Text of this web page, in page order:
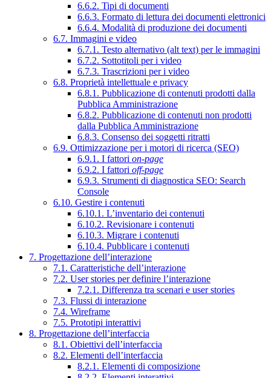
6.6.2. Tipi di documenti
6.6.3. Formato di lettura dei documenti elettronici
6.6.4. Modalità di produzione dei documenti
6.7. Immagini e video
6.7.1. Testo alternativo (alt text) per le immagini
6.7.2. Sottotitoli per i video
6.7.3. Trascrizioni per i video
6.8. Proprietà intellettuale e privacy
6.8.1. Pubblicazione di contenuti prodotti dalla
Pubblica Amministrazione
6.8.2. Pubblicazione di contenuti non prodotti
dalla Pubblica Amministrazione
6.8.3. Consenso dei soggetti ritratti
6.9. Ottimizzazione per i motori di ricerca (SEO)
6.9.1. I fattori on-page
6.9.2. I fattori off-page
6.9.3. Strumenti di diagnostica SEO: Search
Console
6.10. Gestire i contenuti
6.10.1. L’inventario dei contenuti
6.10.2. Revisionare i contenuti
6.10.3. Migrare i contenuti
6.10.4. Pubblicare i contenuti
7. Progettazione dell’interazione
7.1. Caratteristiche dell’interazione
7.2. User stories per definire l’interazione
7.2.1. Differenza tra scenari e user stories
7.3. Flussi di interazione
7.4. Wireframe
7.5. Prototipi interattivi
8. Progettazione dell’interfaccia
8.1. Obiettivi dell’interfaccia
8.2. Elementi dell’interfaccia
8.2.1. Elementi di composizione